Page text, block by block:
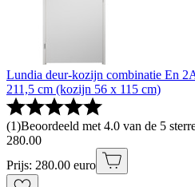
Lundia deur-kozijn combinatie En
211,5 cm (kozijn 56 x 115 cm)
(1)Beoordeeld met 4.0 van de 5
280.00
Prijs: 280.00 euro